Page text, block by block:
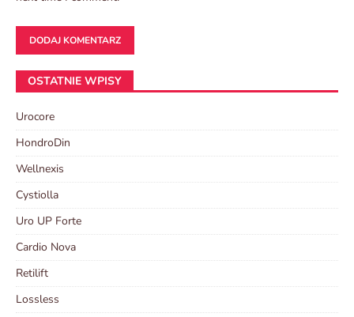
OSTATNIE WPISY
Urocore
HondroDin
Wellnexis
Cystiolla
Uro UP Forte
Cardio Nova
Retilift
Lossless